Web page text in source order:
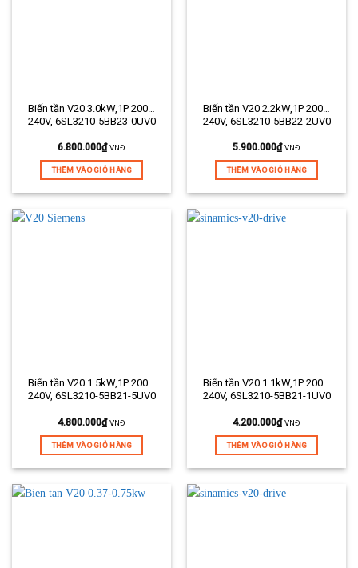
Biến tần V20 3.0kW,1P 200…
240V, 6SL3210-5BB23-0UV0
6.800.000₫ VNĐ
THÊM VÀO GIỎ HÀNG
Biến tần V20 2.2kW,1P 200…
240V, 6SL3210-5BB22-2UV0
5.900.000₫ VNĐ
THÊM VÀO GIỎ HÀNG
Biến tần V20 1.5kW,1P 200…
240V, 6SL3210-5BB21-5UV0
4.800.000₫ VNĐ
THÊM VÀO GIỎ HÀNG
Biến tần V20 1.1kW,1P 200…
240V, 6SL3210-5BB21-1UV0
4.200.000₫ VNĐ
THÊM VÀO GIỎ HÀNG